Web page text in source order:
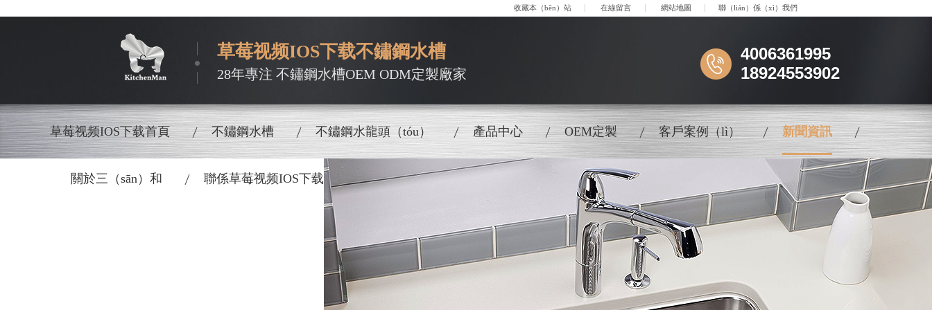
收藏本（běn）站 在線留言 網站地圖 聯（lián）係（xì）我們
草莓视频IOS下载不鏽鋼水槽
28年專注 不鏽鋼水槽OEM ODM定製廠家
4006361995
18924553902
草莓视频IOS下载首頁 不鏽鋼水槽 不鏽鋼水龍頭（tóu） 產品中心 OEM定製 客戶案例（lì） 新聞資訊
關於三（sān）和 聯係草莓视频IOS下载